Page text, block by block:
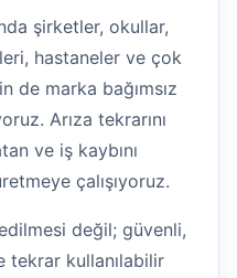
şirketler, okullar,
hastaneler ve çok
de marka bağımsız
Arıza tekrarını
ve iş kaybını
çalışıyoruz.
değil; güvenli,
tekrar kullanılabilir